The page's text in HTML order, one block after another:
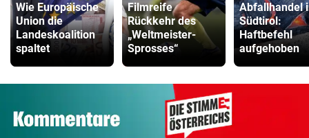
Wie Europäische
Union die
Landeskoalition
spaltet
Filmreife
Rückkehr des
„Weltmeister-
Sprosses“
Abfallhandel
Südtirol:
Haftbefehl
aufgehoben